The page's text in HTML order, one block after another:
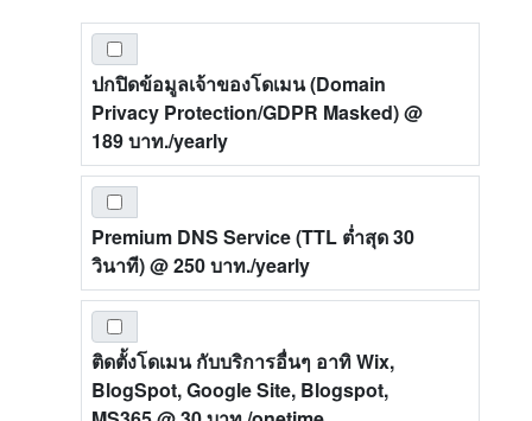
ปกปิดข้อมูลเจ้าของโดเมน (Domain
Privacy Protection/GDPR Masked)@
189 บาท./yearly
Premium DNS Service (TTL ต่ำสุด 30
วินาที)@ 250 บาท./yearly
ติดตั้งโดเมน กับบริการอื่นๆ อาทิ Wix,
BlogSpot, Google Site, Blogspot,